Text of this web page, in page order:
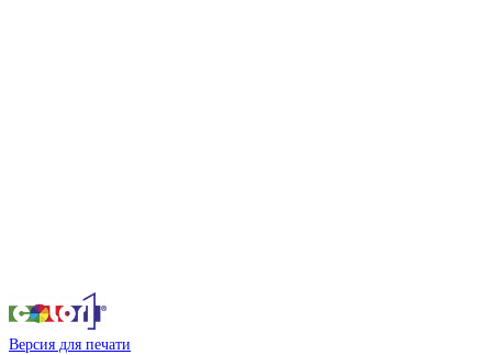
Версия для печати